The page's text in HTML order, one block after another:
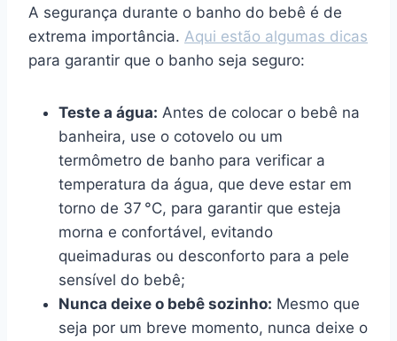
A segurança durante o banho do bebê é de
extrema importância. Aqui estão algumas dicas
para garantir que o banho seja seguro:
Teste a água: Antes de colocar o bebê na
banheira, use o cotovelo ou um
termômetro de banho para verificar a
temperatura da água, que deve estar em
torno de 37 °C, para garantir que esteja
morna e confortável, evitando
queimaduras ou desconforto para a pele
sensível do bebê;
Nunca deixe o bebê sozinho: Mesmo que
seja por um breve momento, nunca deixe o